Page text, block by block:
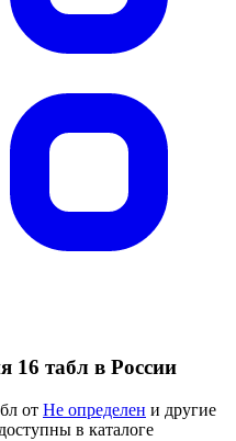
16 табл в России
от Не определен и другие
доступны в каталоге